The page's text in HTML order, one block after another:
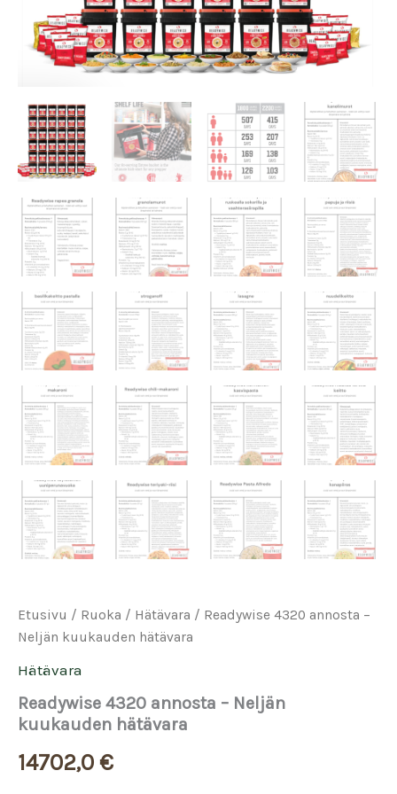
Etusivu / Ruoka / Hätävara / Readywise 4320 annosta –
Neljän kuukauden hätävara
Hätävara
Readywise 4320 annosta – Neljän
kuukauden hätävara
14702,0 €